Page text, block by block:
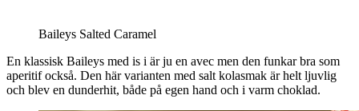
Baileys Salted Caramel
En klassisk Baileys med is i är ju en avec men den funkar bra som
aperitif också. Den här varianten med salt kolasmak är helt ljuvlig
och blev en dunderhit, både på egen hand och i varm choklad.